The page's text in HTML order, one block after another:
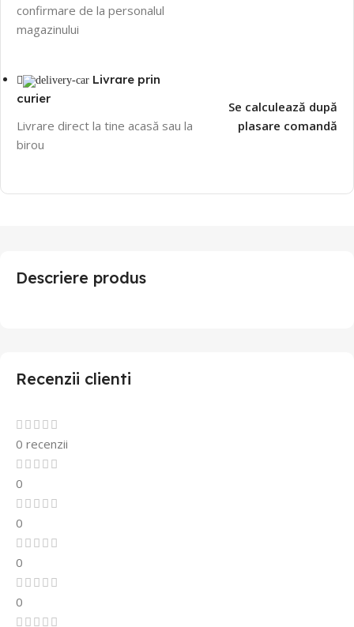
confirmare de la personalul
magazinului
Livrare prin
curier
Livrare direct la tine acasă sau la
birou
Se calculează după
plasare comandă
Descriere produs
Recenzii clienti
0 recenzii
0
0
0
0